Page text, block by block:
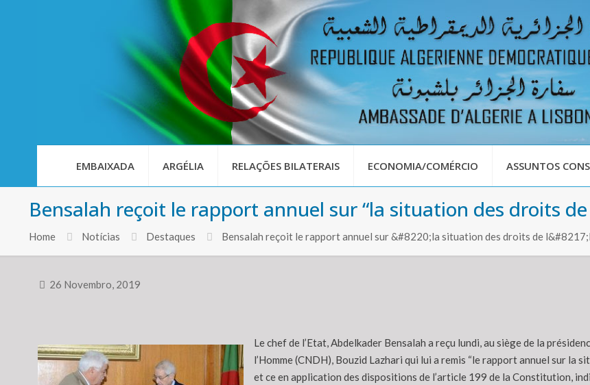
EMBAIXADA ARGÉLIA RELAÇÕES BILATERAIS ECONOMIA/COMÉRCIO ASSUNTOS
Bensalah reçoit le rapport annuel sur “la situation des droits de
Home Notícias Destaques Bensalah reçoit le rapport annuel sur &#8220;la situation des droits de
26 Novembro, 2019
Le chef de l’Etat, Abdelkader Bensalah a reçu lundi, au siège de la
l’Homme (CNDH), Bouzid Lazhari qui lui a remis “le rapport annuel sur la
et ce en application des dispositions de l’article 199 de la Constitution,